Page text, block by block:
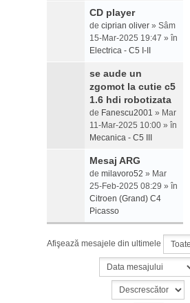
CD player
de ciprian oliver » Sâm
15-Mar-2025 19:47 » în
Electrica - C5 I-II
se aude un
zgomot la cutie c5
1.6 hdi robotizata
de Fanescu2001 » Mar
11-Mar-2025 10:00 » în
Mecanica - C5 III
Mesaj ARG
de milavoro52 » Mar
25-Feb-2025 08:29 » în
Citroen (Grand) C4
Picasso
Afişează mesajele din ultimele